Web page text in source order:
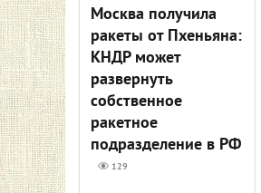
Москва получила
ракеты от Пхеньяна:
КНДР может
развернуть
собственное
ракетное
подразделение в РФ
129